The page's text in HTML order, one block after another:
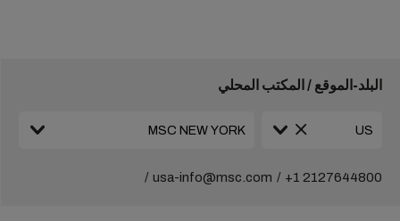
البلد-الموقع / المكتب المحلي
+1 2127644800
usa-info@msc.com